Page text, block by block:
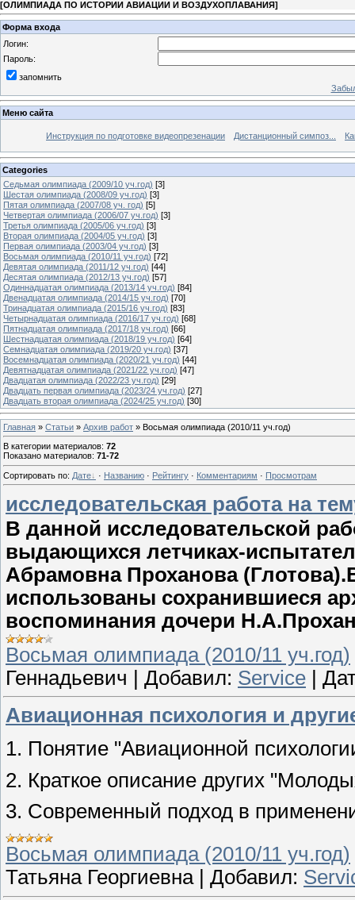
[ОЛИМПИАДА ПО ИСТОРИИ АВИАЦИИ И ВОЗДУХОПЛАВАНИЯ]
Форма входа
Логин:
Пароль:
запомнить
Меню сайта
Инструкция по подготовке видеопрезенации Дистанционный симпоз...
Categories
Седьмая олимпиада (2009/10 уч.год) [3]
Шестая олимпиада (2008/09 уч.год) [3]
Пятая олимпиада (2007/08 уч. год) [5]
Четвертая олимпиада (2006/07 уч.год) [3]
Третья олимпиада (2005/06 уч.год) [3]
Вторая олимпиада (2004/05 уч.год) [3]
Первая олимпиада (2003/04 уч.год) [3]
Восьмая олимпиада (2010/11 уч.год) [72]
Девятая олимпиада (2011/12 уч.год) [44]
Десятая олимпиада (2012/13 уч.год) [57]
Одиннадцатая олимпиада (2013/14 уч.год) [84]
Двенадцатая олимпиада (2014/15 уч.год) [70]
Тринадцатая олимпиада (2015/16 уч.год) [83]
Четырнадцатая олимпиада (2016/17 уч.год) [68]
Пятнадцатая олимпиада (2017/18 уч.год) [66]
Шестнадцатая олимпиада (2018/19 уч.год) [64]
Семнадцатая олимпиада (2019/20 уч.год) [37]
Восемнадцатая олимпиада (2020/21 уч.год) [44]
Девятнадцатая олимпиада (2021/22 уч.год) [47]
Двадцатая олимпиада (2022/23 уч.год) [29]
Двадцать первая олимпиада (2023/24 уч.год) [27]
Двадцать вторая олимпиада (2024/25 уч.год) [30]
Главная » Статьи » Архив работ » Восьмая олимпиада (2010/11 уч.год)
В категории материалов: 72
Показано материалов: 71-72
Сортировать по: Дате · Названию · Рейтингу · Комментариям · Просмотрам
исследовательская работа на
В данной исследовательской
выдающихся летчиках-
Абрамовна Проханова
использованы сохранившиеся
воспоминания дочери
Восьмая олимпиада (2010/11 уч.год)
Геннадьевич | Добавил: Service |
Авиационная психология и
1. Понятие "Авиационной
2. Краткое описание других
3. Современный подход в
Восьмая олимпиада (2010/11 уч.год)
Татьяна Георгиевна| Добавил: